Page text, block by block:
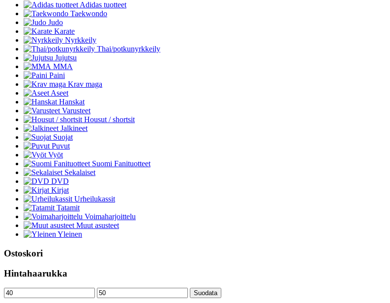
Adidas tuotteet
Taekwondo
Judo
Karate
Nyrkkeily
Thai/potkunyrkkeily
Jujutsu
MMA
Paini
Krav maga
Aseet
Hanskat
Varusteet
Housut / shortsit
Jalkineet
Suojat
Puvut
Vyöt
Suomi Fanituotteet
Sekalaiset
DVD
Kirjat
Urheilukassit
Tatamit
Voimaharjoittelu
Muut asusteet
Yleinen
Ostoskori
Hintahaarukka
Minimihinta Maksimihinta Suodata